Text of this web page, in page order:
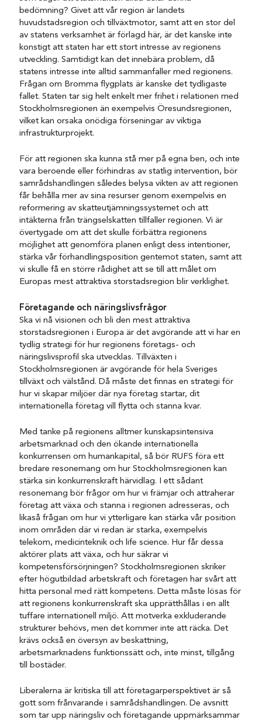
bedömning? Givet att vår region är landets
huvudstadsregion och tillväxtmotor, samt att en stor del
av statens verksamhet är förlagd här, är det kanske inte
konstigt att staten har ett stort intresse av regionens
utveckling. Samtidigt kan det innebära problem, då
statens intresse inte alltid sammanfaller med regionens.
Frågan om Bromma flygplats är kanske det tydligaste
fallet. Staten tar sig helt enkelt mer frihet i relationen med
Stockholmsregionen än exempelvis Öresundsregionen,
vilket kan orsaka onödiga förseningar av viktiga
infrastrukturprojekt.
För att regionen ska kunna stå mer på egna ben, och inte
vara beroende eller förhindras av statlig intervention, bör
samrådshandlingen således belysa vikten av att regionen
får behålla mer av sina resurser genom exempelvis en
reformering av skatteutjämningssystemet och att
intäkterna från trängselskatten tillfaller regionen. Vi är
övertygade om att det skulle förbättra regionens
möjlighet att genomföra planen enligt dess intentioner,
stärka vår förhandlingsposition gentemot staten, samt att
vi skulle få en större rådighet att se till att målet om
Europas mest attraktiva storstadsregion blir verklighet.
Företagande och näringslivsfrågor
Ska vi nå visionen och bli den mest attraktiva
storstadsregionen i Europa är det avgörande att vi har en
tydlig strategi för hur regionens företags- och
näringslivsprofil ska utvecklas. Tillväxten i
Stockholmsregionen är avgörande för hela Sveriges
tillväxt och välstånd. Då måste det finnas en strategi för
hur vi skapar miljöer där nya företag startar, dit
internationella företag vill flytta och stanna kvar.
Med tanke på regionens alltmer kunskapsintensiva
arbetsmarknad och den ökande internationella
konkurrensen om humankapital, så bör RUFS föra ett
bredare resonemang om hur Stockholmsregionen kan
stärka sin konkurrenskraft härvidlag. I ett sådant
resonemang bör frågor om hur vi främjar och attraherar
företag att växa och stanna i regionen adresseras, och
likaså frågan om hur vi ytterligare kan stärka vår position
inom områden där vi redan är starka, exempelvis
telekom, medicinteknik och life science. Hur får dessa
aktörer plats att växa, och hur säkrar vi
kompetensförsörjningen? Stockholmsregionen skriker
efter högutbildad arbetskraft och företagen har svårt att
hitta personal med rätt kompetens. Detta måste lösas för
att regionens konkurrenskraft ska upprätthållas i en allt
tuffare internationell miljö. Att motverka exkluderande
strukturer behövs, men det kommer inte att räcka. Det
krävs också en översyn av beskattning,
arbetsmarknadens funktionssätt och, inte minst, tillgång
till bostäder.
Liberalerna är kritiska till att företagarperspektivet är så
gott som frånvarande i samrådshandlingen. De avsnitt
som tar upp näringsliv och företagande uppmärksammar